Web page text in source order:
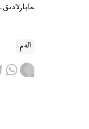
حابارلادىق.
الەم